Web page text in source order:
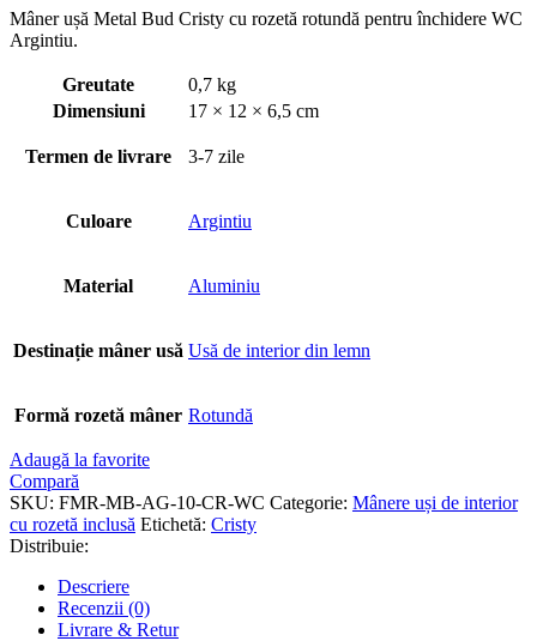
Mâner ușă Metal Bud Cristy cu rozetă rotundă pentru închidere WC
Argintiu.
Greutate
0,7 kg
Dimensiuni
17 × 12 × 6,5 cm
Termen de livrare 3-7 zile
Culoare Argintiu
Material Aluminiu
Destinație mâner usă Usă de interior din lemn
Formă rozetă mâner Rotundă
Adaugă la favorite
Compară
SKU: FMR-MB-AG-10-CR-WC Categorie: Mânere uși de interior
cu rozetă inclusă Etichetă: Cristy
Distribuie:
Descriere
Recenzii (0)
Livrare & Retur